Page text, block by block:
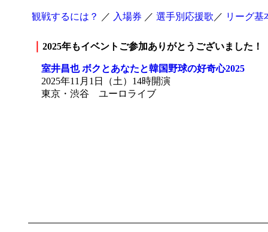
観戦するには？ ／ 入場券 ／ 選手別応援歌 ／ リーグ基
2025年もイベントご参加ありがとうございました！
室井昌也 ボクとあなたと韓国野球の好奇心2025
2025年11月1日（土）14時開演
東京・渋谷 ユーロライブ